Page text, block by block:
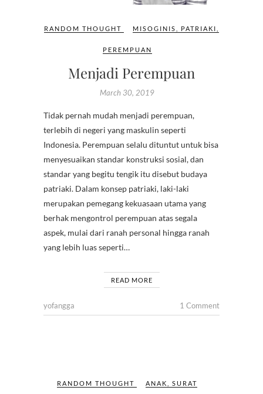
RANDOM THOUGHT MISOGINIS PATRIAKI
PEREMPUAN
Menjadi Perempuan
March 30, 2019
Tidak pernah mudah menjadi perempuan,
terlebih di negeri yang maskulin seperti
Indonesia. Perempuan selalu dituntut untuk bisa
menyesuaikan standar konstruksi sosial, dan
standar yang begitu tengik itu disebut budaya
patriaki. Dalam konsep patriaki, laki-laki
merupakan pemegang kekuasaan utama yang
berhak mengontrol perempuan atas segala
aspek, mulai dari ranah personal hingga ranah
yang lebih luas seperti…
READ MORE
yofangga 1 Comment
RANDOM THOUGHT ANAK SURAT